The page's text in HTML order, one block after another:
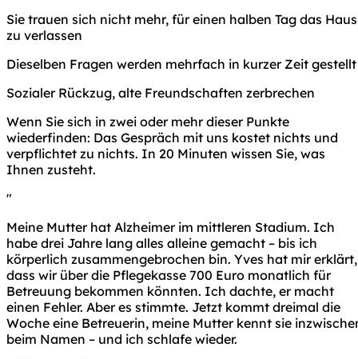
Sie trauen sich nicht mehr, für einen halben Tag das Haus
zu verlassen
Dieselben Fragen werden mehrfach in kurzer Zeit gestellt
Sozialer Rückzug, alte Freundschaften zerbrechen
Wenn Sie sich in zwei oder mehr dieser Punkte
wiederfinden: Das Gespräch mit uns kostet nichts und
verpflichtet zu nichts. In 20 Minuten wissen Sie, was
Ihnen zusteht.
"
Meine Mutter hat Alzheimer im mittleren Stadium. Ich
habe drei Jahre lang alles alleine gemacht – bis ich
körperlich zusammengebrochen bin. Yves hat mir erklärt,
dass wir über die Pflegekasse 700 Euro monatlich für
Betreuung bekommen könnten. Ich dachte, er macht
einen Fehler. Aber es stimmte. Jetzt kommt dreimal die
Woche eine Betreuerin, meine Mutter kennt sie
beim Namen – und ich schlafe wieder.